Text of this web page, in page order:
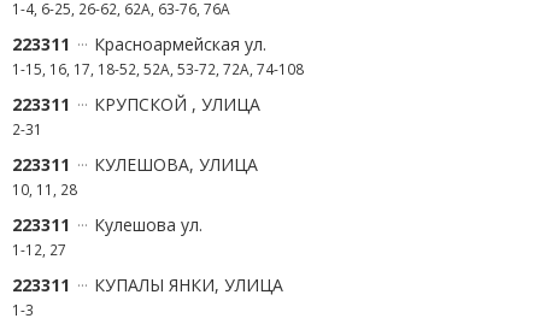
1-4, 6-25, 26-62, 62А, 63-76, 76А
223311 Красноармейская ул.
1-15, 16, 17, 18-52, 52А, 53-72, 72А, 74-108
223311 КРУПСКОЙ , УЛИЦА
2-31
223311 КУЛЕШОВА, УЛИЦА
10, 11, 28
223311 Кулешова ул.
1-12, 27
223311 КУПАЛЫ ЯНКИ, УЛИЦА
1-3